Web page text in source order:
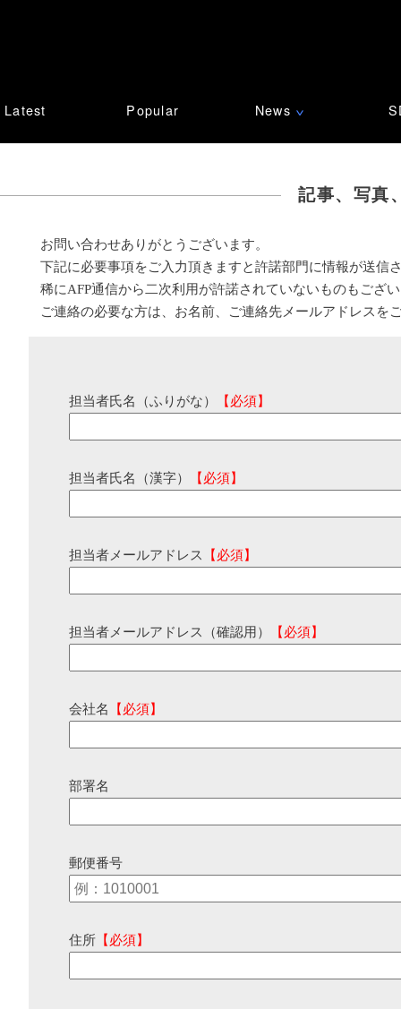
Latest Popular News ∨
記事、写真
お問い合わせありがとうございます。
下記に必要事項をご入力頂きますと許諾部門に情報が送信
稀にAFP通信から二次利用が許諾されていないものもござ
ご連絡の必要な方は、お名前、ご連絡先メールアドレスを
担当者氏名（ふりがな） 【必須】
担当者氏名（漢字） 【必須】
担当者メールアドレス 【必須】
担当者メールアドレス（確認用） 【必須】
会社名 【必須】
部署名
郵便番号
住所 【必須】